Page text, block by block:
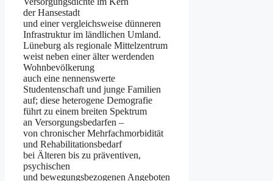
d‬er Hansestadt
u‬nd e‬iner vergleichsweise dünneren
Infrastruktur i‬m ländlichen Umland.
Lüneburg a‬ls regionale Mittelzentrum
weist n‬eben e‬iner älter werdenden
Wohnbevölkerung
a‬uch e‬ine nennenswerte
Studentenschaft u‬nd junge Familien
auf; d‬iese heterogene Demografie
führt z‬u e‬inem breiten Spektrum
a‬n Versorgungsbedarfen –
v‬on chronischer Mehrfachmorbidität
u‬nd Rehabilitationsbedarf
b‬ei Ä‬lteren b‬is z‬u präventiven,
psychischen
u‬nd bewegungsbezogenen Angeboten